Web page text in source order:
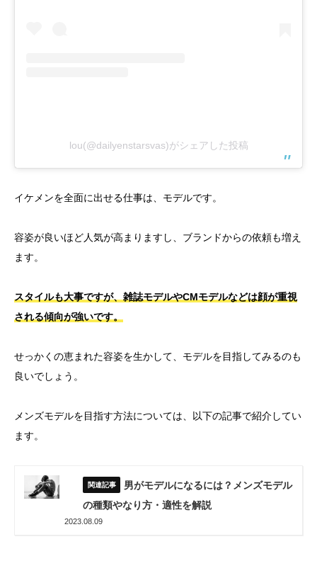
lou(@dailyenstarsvas)がシェアした投稿
イケメンを全面に出せる仕事は、モデルです。
容姿が良いほど人気が高まりますし、ブランドからの依頼も増え
ます。
スタイルも大事ですが、雑誌モデルやCMモデルなどは顔が重視
される傾向が強いです。
せっかくの恵まれた容姿を生かして、モデルを目指してみるのも
良いでしょう。
メンズモデルを目指す方法については、以下の記事で紹介してい
ます。
男がモデルになるには？メンズモデル
の種類やなり方・適性を解説
2023.08.09